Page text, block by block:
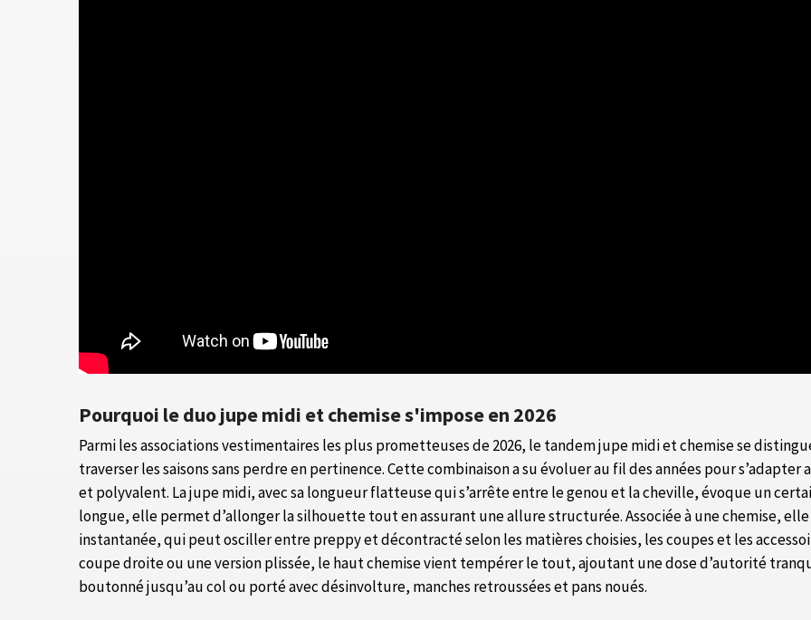
Pourquoi le duo jupe midi et chemise s'impose en 2026
Parmi les associations vestimentaires les plus prometteuses de 2026, le tandem jupe midi et chemise se
traverser les saisons sans perdre en pertinence. Cette combinaison a su évoluer au fil des années pour
et polyvalent. La jupe midi, avec sa longueur flatteuse qui s’arrête entre le genou et la cheville, évoque un
longue, elle permet d’allonger la silhouette tout en assurant une allure structurée. Associée à une chemise,
instantanée, qui peut osciller entre preppy et décontracté selon les matières choisies, les coupes et les
coupe droite ou une version plissée, le haut chemise vient tempérer le tout, ajoutant une dose d’autorité
boutonné jusqu’au col ou porté avec désinvolture, manches retroussées et pans noués.